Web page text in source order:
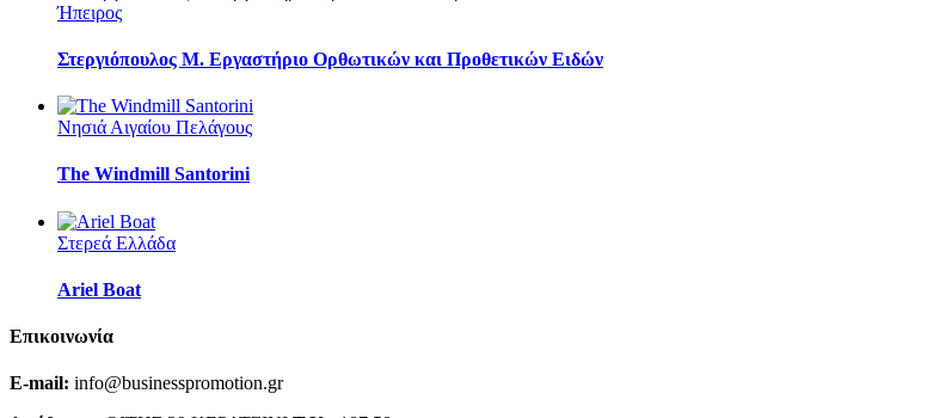
Ήπειρος
Στεργιόπουλος Μ. Εργαστήριο Ορθωτικών και Προθετικών Ειδών
Νησιά Αιγαίου Πελάγους
The Windmill Santorini
Στερεά Ελλάδα
Ariel Boat
Επικοινωνία
E-mail: info@businesspromotion.gr